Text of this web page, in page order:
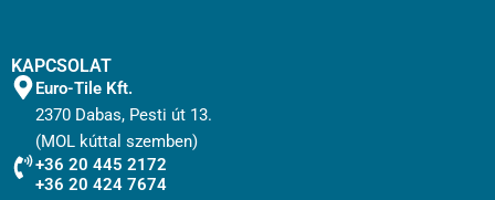
KAPCSOLAT
Euro-Tile Kft.
2370 Dabas, Pesti út 13.
(MOL kúttal szemben)
+36 20 445 2172
+36 20 424 7674